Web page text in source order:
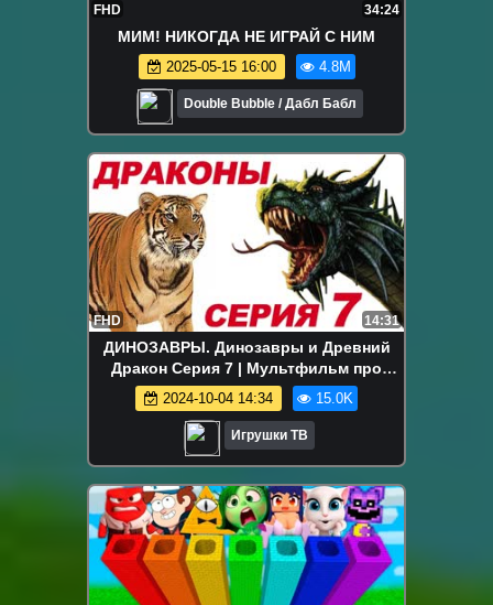
FHD 34:24
МИМ! НИКОГДА НЕ ИГРАЙ С НИМ
2025-05-15 16:00 4.8M
Double Bubble / Дабл Бабл
FHD 14:31
ДИНОЗАВРЫ. Динозавры и Древний
Дракон Серия 7 | Мультфильм про
динозавров на русском | Игрушки ТВ
2024-10-04 14:34 15.0K
Игрушки ТВ